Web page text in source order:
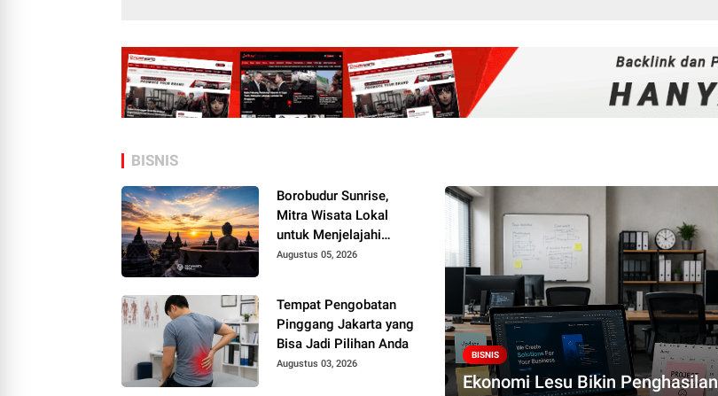
BISNIS
Borobudur Sunrise,
Mitra Wisata Lokal
untuk Menjelajahi
Yogyakarta
Augustus 05, 2026
Tempat Pengobatan
Pinggang Jakarta yang
Bisa Jadi Pilihan Anda
Augustus 03, 2026
BISNIS
Ekonomi Lesu Bikin Penghasilan